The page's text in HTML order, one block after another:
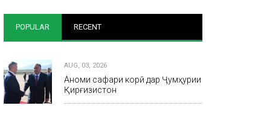
POPULAR RECENT
AUG, 03, 2026
Анҷоми сафари корӣ дар Ҷумҳурии
Қирғизистон